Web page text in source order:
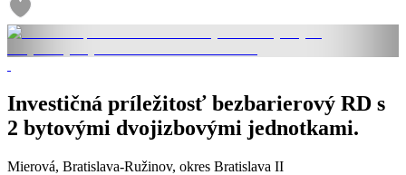
Investičná príležitosť bezbarierový RD s
2 bytovými dvojizbovými jednotkami.
Mierová, Bratislava-Ružinov, okres Bratislava II